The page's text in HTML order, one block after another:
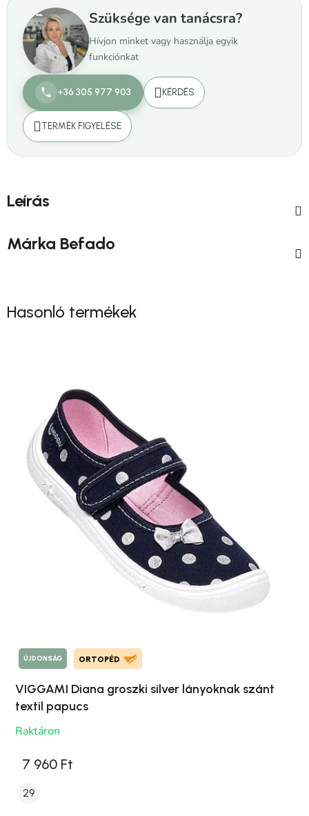
Szüksége van tanácsra?
Hívjon minket vagy használja egyik
funkciónkat
+36 305 977 903 KÉRDÉS
TERMÉK FIGYELÉSE
Leírás
Márka Befado
Hasonló termékek
ÚJDONSÁG ORTOPÉD
VIGGAMI Diana groszki silver lányoknak szánt
textil papucs
Raktáron
7 960 Ft
29